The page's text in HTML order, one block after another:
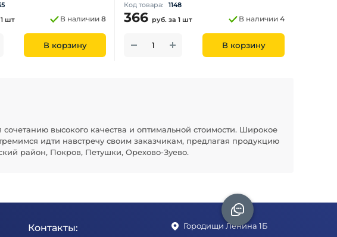
шт В наличии 8
В корзину
Код товара: 1148
366 руб. за 1 шт В наличии 4
В корзину
высокого качества и оптимальной стоимости. Широкое
идти навстречу своим заказчикам, предлагая продукцию
район, Покров, Петушки, Орехово-Зуево.
Контакты:
Городищи Ленина 1Б